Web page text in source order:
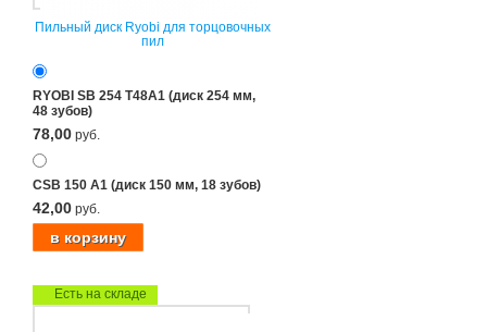
Пильный диск Ryobi для торцовочных
пил
RYOBI SB 254 T48A1 (диск 254 мм,
48 зубов)
78,00 руб.
CSB 150 A1 (диск 150 мм, 18 зубов)
42,00 руб.
Есть на складе